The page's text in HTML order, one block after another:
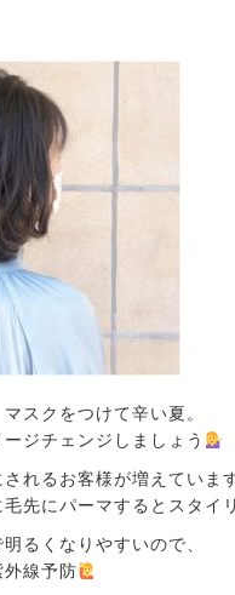
スクをつけて辛い夏。
ジチェンジしましょう
れるお客様が増えています
先にパーマするとスタイ
るくなりやすいので、
外線予防